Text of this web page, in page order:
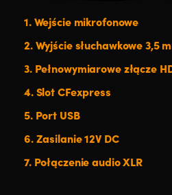
1.Wejście mikrofonowe
2.Wyjście słuchawkowe 3,5
3.Pełnowymiarowe złącze
4.Slot CFexpress
5.Port USB
6.Zasilanie 12V DC
7.Połączenie audio XLR